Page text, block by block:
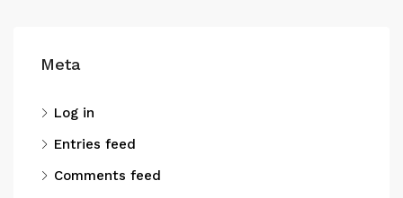
Meta
Log in
Entries feed
Comments feed